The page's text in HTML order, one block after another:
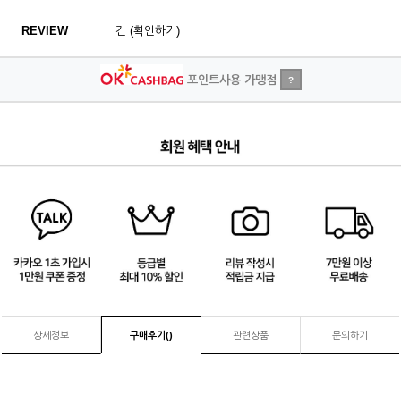
REVIEW 건 (확인하기)
포인트사용 가맹점 ?
상세정보 구매후기() 관련상품 문의하기